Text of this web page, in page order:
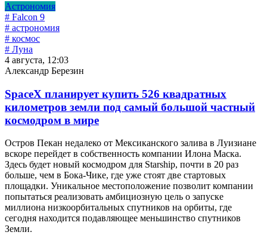
Астрономия
# Falcon 9
# астрономия
# космос
# Луна
4 августа, 12:03
Александр Березин
SpaceX планирует купить 526 квадратных
километров земли под самый большой частный
космодром в мире
Остров Пекан недалеко от Мексиканского залива в Луизиане
вскоре перейдет в собственность компании Илона Маска.
Здесь будет новый космодром для Starship, почти в 20 раз
больше, чем в Бока-Чике, где уже стоят две стартовых
площадки. Уникальное местоположение позволит компании
попытаться реализовать амбициозную цель о запуске
миллиона низкоорбитальных спутников на орбиты, где
сегодня находится подавляющее меньшинство спутников
Земли.